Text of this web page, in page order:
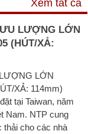
Xem tất cả
LƯỢNG LỚN
(HÚT/XẢ:
LỚN
XẢ: 114mm)
tại Taiwan, năm
Nam. NTP cung
cho các nhà